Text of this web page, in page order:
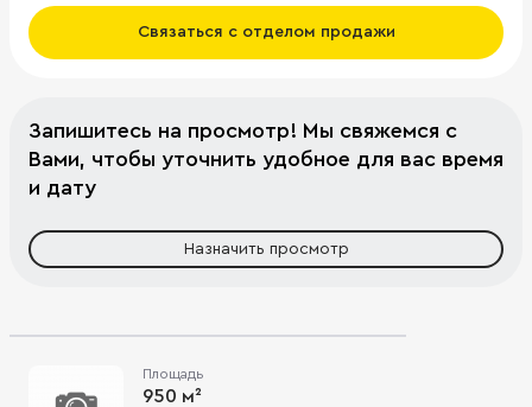
Связаться с отделом продажи
Запишитесь на просмотр! Мы свяжемся с
Вами, чтобы уточнить удобное для вас время
и дату
Назначить просмотр
Площадь
950 м²